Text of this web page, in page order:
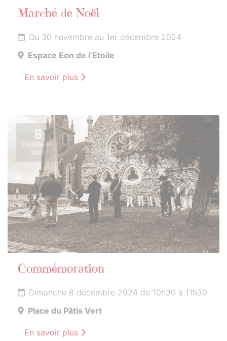
Marché de Noël
Du 30 novembre au 1er décembre 2024
Espace Eon de l’Etoile
En savoir plus
8
DÉCEMBRE
2024
Commémoration
Dimanche 8 décembre 2024 de 10h30 à 11h30
Place du Pâtis Vert
En savoir plus